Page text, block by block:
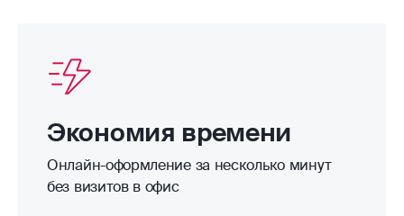
Экономия времени
Онлайн-оформление за несколько минут
без визитов в офис